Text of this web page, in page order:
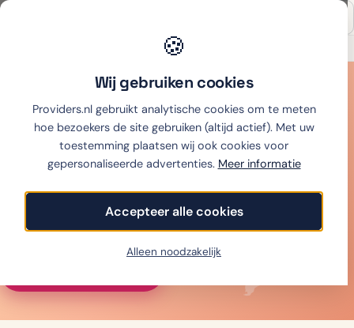
🍪
Wij gebruiken cookies
Providers.nl gebruikt analytische cookies om te meten
hoe bezoekers de site gebruiken (altijd actief). Met uw
toestemming plaatsen wij ook cookies voor
gepersonaliseerde advertenties. Meer informatie
Accepteer alle cookies
Alleen noodzakelijk
Thuiswinkel partner
eSIMVietnam
aanbieders vergeleken op prijs, data en netwerk —
alle prijzen zelf gecheckt (juli 2026).